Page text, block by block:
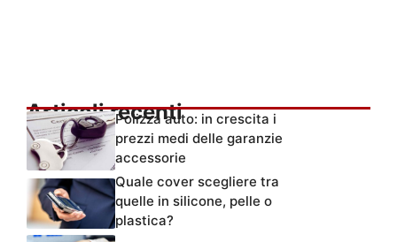
Articoli recentiPolizza auto: in crescita i
prezzi medi delle garanzie
accessorie
Quale cover scegliere tra
quelle in silicone, pelle o
plastica?